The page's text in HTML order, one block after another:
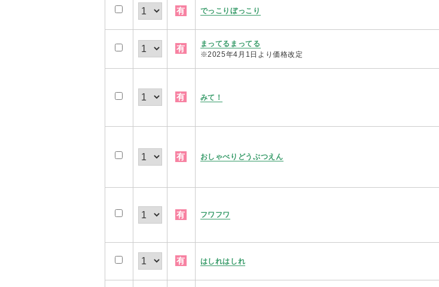
有 でっこりぼっこり
有
まってるまってる
※2025年4月1日より価格改定
有 みて！
有 おしゃべりどうぶつえん
有 フワフワ
有 はしれはしれ